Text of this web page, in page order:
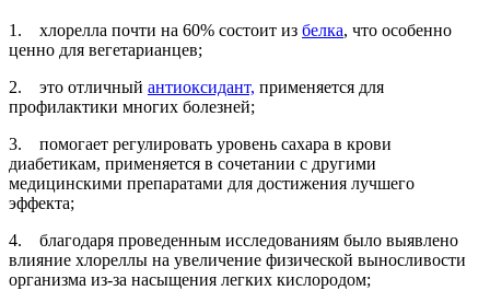
1. хлорелла почти на 60% состоит из белка, что особенно
ценно для вегетарианцев;
2. это отличный антиоксидант, применяется для
профилактики многих болезней;
3. помогает регулировать уровень сахара в крови
диабетикам, применяется в сочетании с другими
медицинскими препаратами для достижения лучшего
эффекта;
4. благодаря проведенным исследованиям было выявлено
влияние хлореллы на увеличение физической выносливости
организма из-за насыщения легких кислородом;